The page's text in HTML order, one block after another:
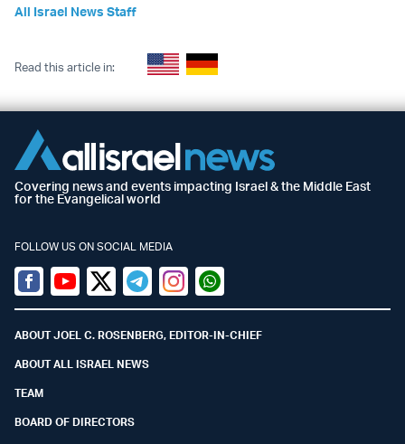
All Israel News Staff
Read this article in:
Covering news and events impacting Israel & the Middle East
for the Evangelical world
FOLLOW US ON SOCIAL MEDIA
Facebook
YoutubeTwitter (X)
TelegramInstagramWhatsapp
ABOUT JOEL C. ROSENBERG, EDITOR-IN-CHIEF
ABOUT ALL ISRAEL NEWS
TEAM
BOARD OF DIRECTORS